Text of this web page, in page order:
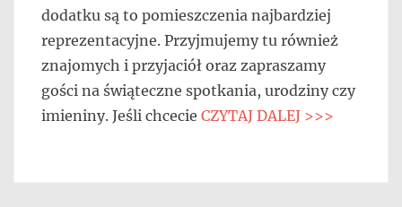
dodatku są to pomieszczenia najbardziej
reprezentacyjne. Przyjmujemy tu również
znajomych i przyjaciół oraz zapraszamy
gości na świąteczne spotkania, urodziny czy
imieniny. Jeśli chcecie CZYTAJ DALEJ >>>